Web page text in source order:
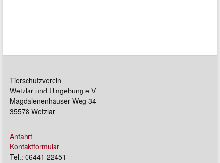
Tierschutzverein
Wetzlar und Umgebung e.V.
Magdalenenhäuser Weg 34
35578 Wetzlar
Anfahrt
Kontaktformular
Tel.: 06441 22451